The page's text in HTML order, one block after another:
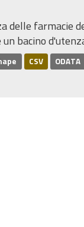
delle farmacie
bacino
CSV ODATA